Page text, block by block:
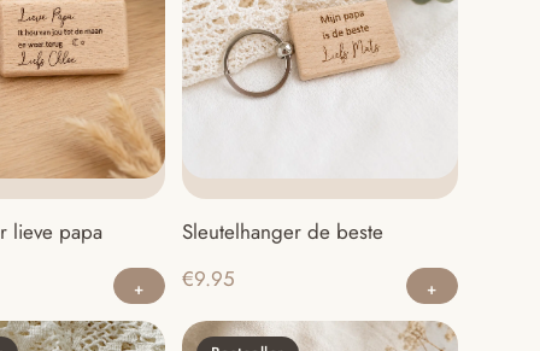
lieve papa
Sleutelhanger de beste
€9.95